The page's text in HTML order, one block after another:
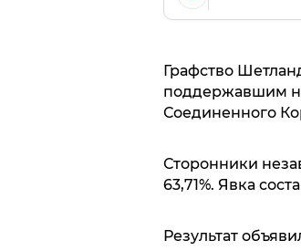
Графство
поддержавшим
Соединенного
Сторонники
63,71%. Явка
Результат